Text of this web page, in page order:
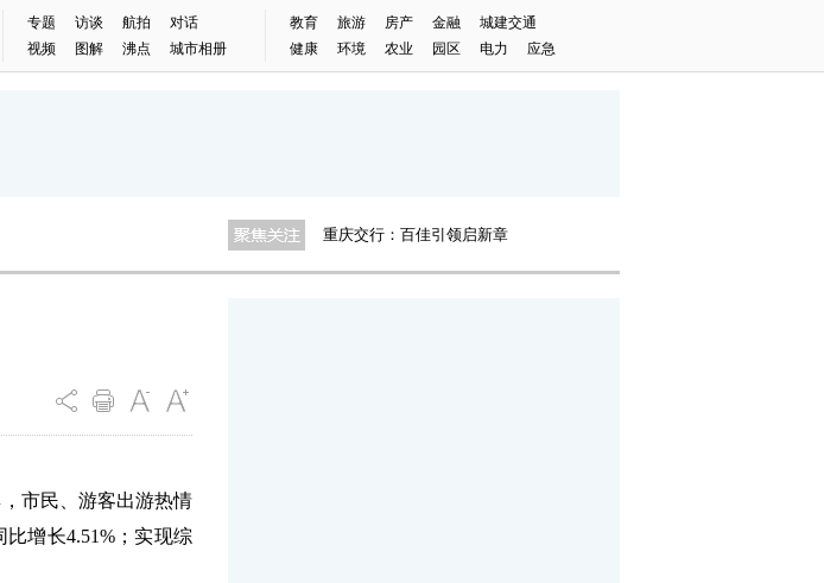
专题 访谈 航拍
对话
视频
图解 沸点 城市相册
教育 旅游 房产 金融
城建交通
健康
环境 农业 园区 电力 应急
重庆交行：百佳引领启新章
重庆环投集团首届摄影大赛启动
重庆交行：百佳引领启新章
市民、游客出游热情
增长4.51%；实现综